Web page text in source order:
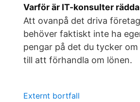
Varför är IT-konsulter
Att ovanpå det driva
behöver faktiskt inte ha
pengar på det du tycker
till att förhandla om lönen.
Externt bortfall